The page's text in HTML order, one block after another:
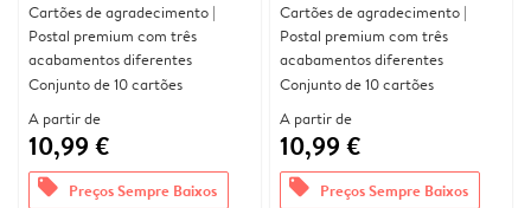
Cartões de agradecimento |
Postal premium com três
acabamentos diferentes
Conjunto de 10 cartões
A partir de
10,99 €
offers Preços Sempre Baixos
Cartões de agradecimento |
Postal premium com três
acabamentos diferentes
Conjunto de 10 cartões
A partir de
10,99 €
offers Preços Sempre Baixos